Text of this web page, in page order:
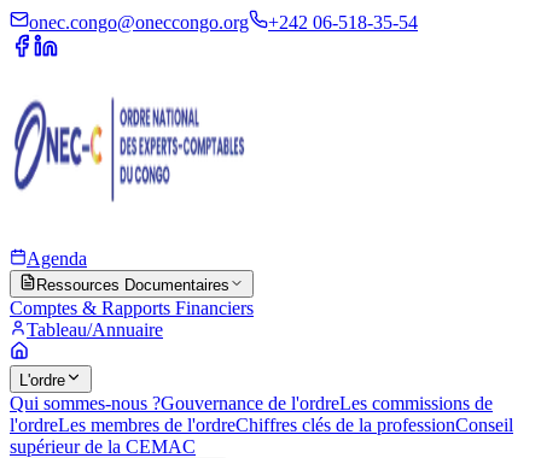
onec.congo@oneccongo.org +242 06-518-35-54
Agenda
Ressources Documentaires
Comptes & Rapports Financiers
Tableau/Annuaire
L'ordre
Qui sommes-nous ?Gouvernance de l'ordreLes commissions de
l'ordreLes membres de l'ordreChiffres clés de la professionConseil
supérieur de la CEMAC